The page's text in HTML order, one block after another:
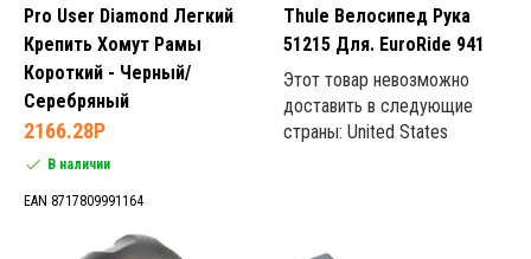
Крыло (4)
Pro User Diamond Легкий
Крепить Хомут Рамы
Короткий - Черный/
Серебряный
2166.28P
В наличии
EAN 8717809991164
Thule Велосипед Рука
51215 Для. EuroRide 941
Этот товар невозможно
доставить в следующие
страны: United States